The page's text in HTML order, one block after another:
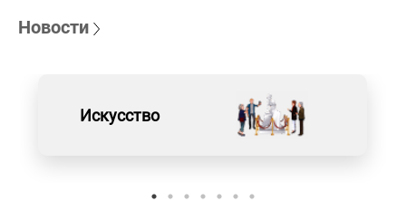
Новости
Искусство